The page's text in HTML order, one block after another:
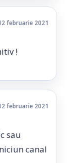
februarie 2021
!
februarie 2021
sau
canal